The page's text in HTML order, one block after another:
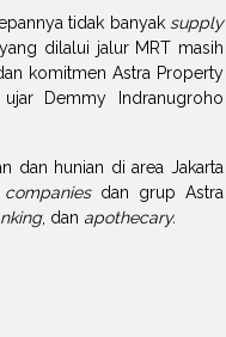
tidak banyak supply
dilalui jalur MRT masih
komitmen Astra Property
ujar Demmy Indranugroho
dan hunian di area Jakarta
dan grup Astra
, dan apothecary.